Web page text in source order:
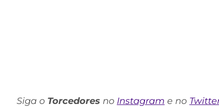
Siga o Torcedores no Instagram e no